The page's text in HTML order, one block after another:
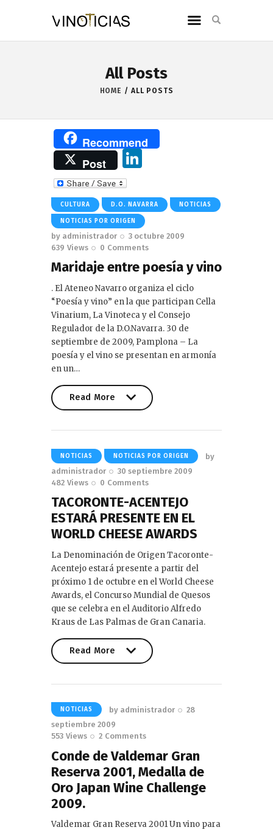
All Posts
HOME ALL POSTS
Recommend
Post
k
e
dI
n
CULTURA D.O. NAVARRA NOTICIAS
NOTICIAS POR ORIGEN
by administrador
3 octubre 2009
639 Views 0 Comments
Maridaje entre poesía y vino
. El Ateneo Navarro organiza el ciclo
“Poesía y vino” en la que participan Cella
Vinarium, La Vinoteca y el Consejo
Regulador de la D.O.Navarra. 30 de
septiembre de 2009, Pamplona – La
poesía y el vino se presentan en armonía
en un…
Read More
NOTICIAS NOTICIAS POR ORIGEN
by
administrador
30 septiembre 2009
482 Views 0 Comments
TACORONTE-ACENTEJO
ESTARÁ PRESENTE EN EL
WORLD CHEESE AWARDS
La Denominación de Origen Tacoronte-
Acentejo estará presente a partir del
próximo 1 de octubre en el World Cheese
Awards, el Concurso Mundial de Quesos
que se celebra en el Auditorio Alfredo
Kraus de Las Palmas de Gran Canaria.
Read More
NOTICIAS by administrador
28
septiembre 2009
553 Views 2 Comments
Conde de Valdemar Gran
Reserva 2001, Medalla de
Oro Japan Wine Challenge
2009.
Valdemar Gran Reserva 2001 Un vino para